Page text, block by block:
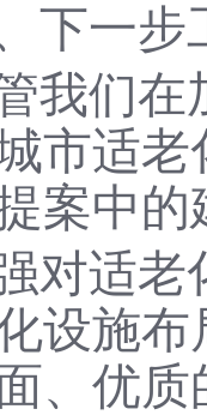
下一步
我们在
市适
案中
对适老
设施
、优质